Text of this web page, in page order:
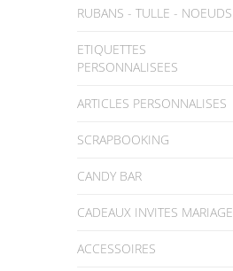
RUBANS - TULLE - NOEUDS
ETIQUETTES
PERSONNALISEES
ARTICLES PERSONNALISES
SCRAPBOOKING
CANDY BAR
CADEAUX INVITES MARIAGE
ACCESSOIRES